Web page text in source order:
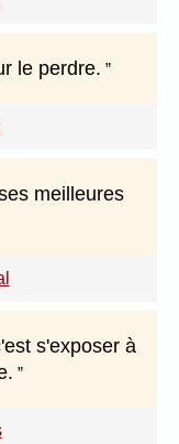
le perdre.
meilleures
s'exposer à